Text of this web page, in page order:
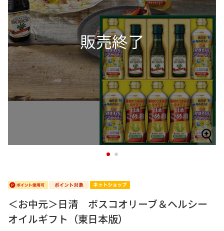
1 2
＜お中元＞日清 ボスコオリーブ＆ヘルシー
オイルギフト（東日本版）